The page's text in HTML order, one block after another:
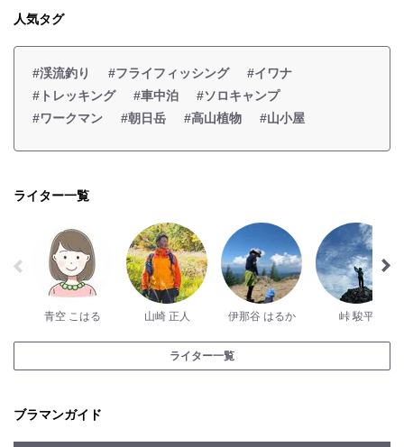
人気タグ
#渓流釣り #フライフィッシング
#イワナ
#トレッキング
#車中泊
#ソロキャンプ
#ワークマン
#朝日岳 #高山植物 #山小屋
ライター一覧
青空 こはる 山崎 正人 伊那谷 はるか 峠 駿平
ライター一覧
ブラマンガイド